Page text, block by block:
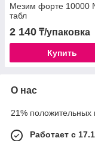
Мезим форте 10000
табл
2 140 ₸/упаковка
Купить
О нас
21% положительных
Работает с